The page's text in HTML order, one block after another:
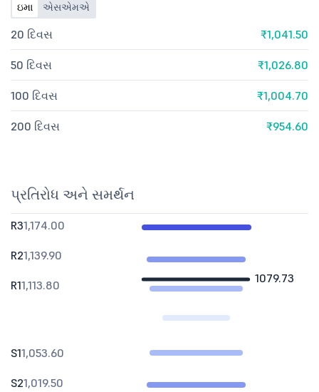
ઇમા એસએમએ
20 દિવસ ₹1,041.50
50 દિવસ ₹1,026.80
100 દિવસ ₹1,004.70
200 દિવસ ₹954.60
પ્રતિરોધ અને સમર્થન
1079.73
R31,174.00
R21,139.90
R11,113.80
S11,053.60
S21,019.50